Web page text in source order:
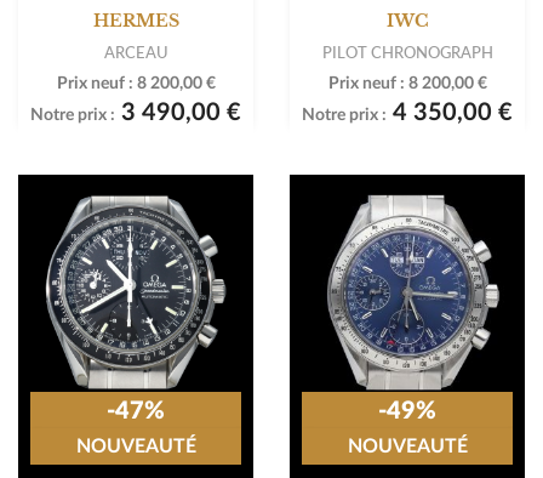
HERMES
ARCEAU
Prix neuf : 8 200,00 €
Notre prix : 3 490,00 €
IWC
PILOT CHRONOGRAPH
Prix neuf : 8 200,00 €
Notre prix : 4 350,00 €
-47%
NOUVEAUTÉ
-49%
NOUVEAUTÉ